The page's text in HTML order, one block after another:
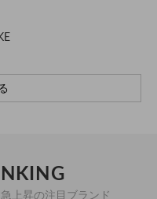
上昇の注目ブランド